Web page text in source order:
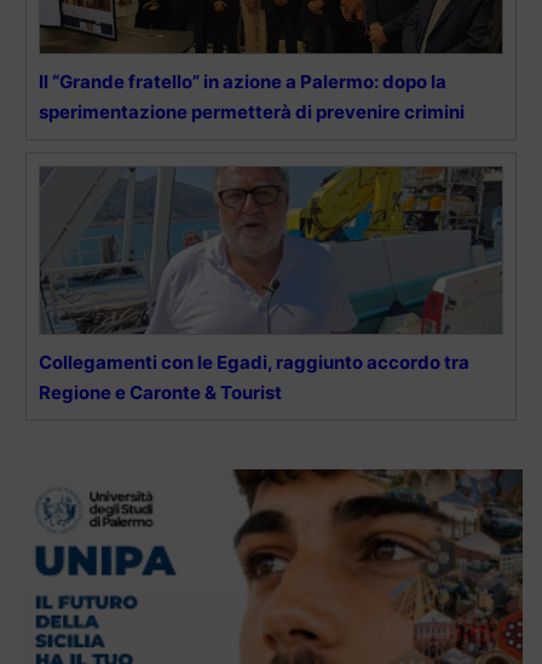
Il “Grande fratello” in azione a Palermo: dopo la
sperimentazione permetterà di prevenire crimini
Collegamenti con le Egadi, raggiunto accordo tra
Regione e Caronte & Tourist